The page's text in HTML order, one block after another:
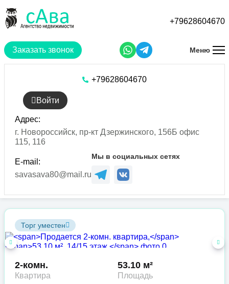
основному
Заказать звонок
+79628604670
Меню
+79628604670
Войти
Адрес:
г. Новороссийск, пр-кт Дзержинского, 156Б офис
115, 116
E-mail:
savasava80@mail.ru
Мы в социальных сетях
Торг уместен
2-комн.
Квартира
53.10 м²
Площадь